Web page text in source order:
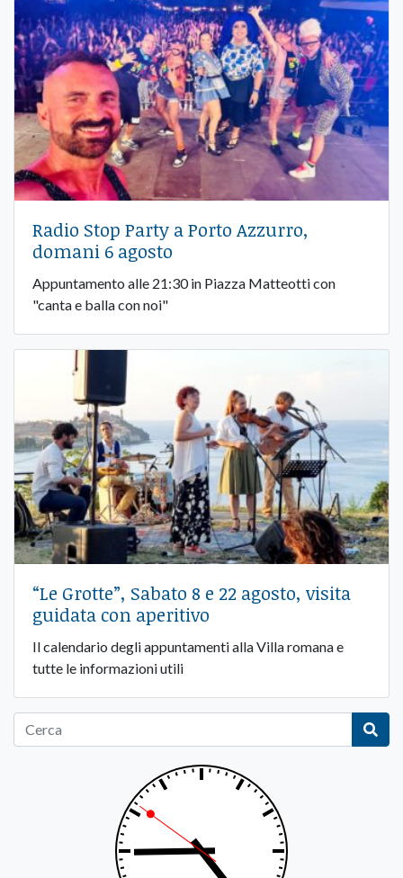
Radio Stop Party a Porto Azzurro,
domani 6 agosto
Appuntamento alle 21:30 in Piazza Matteotti con
"canta e balla con noi"
“Le Grotte”, Sabato 8 e 22 agosto, visita
guidata con aperitivo
Il calendario degli appuntamenti alla Villa romana e
tutte le informazioni utili